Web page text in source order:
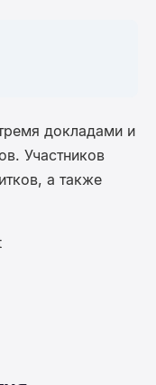
докладами и
Участников
а также